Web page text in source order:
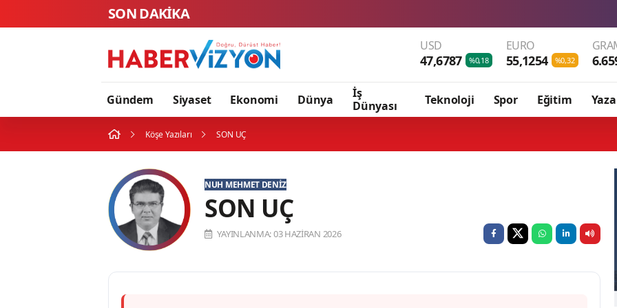
SON DAKİKA
USD
47,6787 %0,18
EURO
55,1254 %0,32
Gündem Siyaset Ekonomi Dünya
İş
Dünyası
Teknoloji Spor Eğitim
Köşe Yazıları SON UÇ
NUH MEHMET DENIZ
SON UÇ
YAYINLANMA: 03 HAZIRAN 2026